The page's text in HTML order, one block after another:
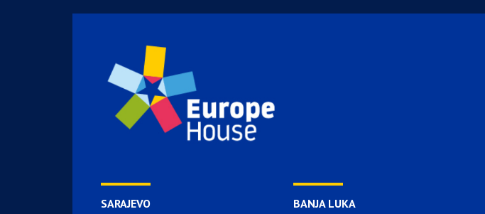
SARAJEVO
BANJA LUKA